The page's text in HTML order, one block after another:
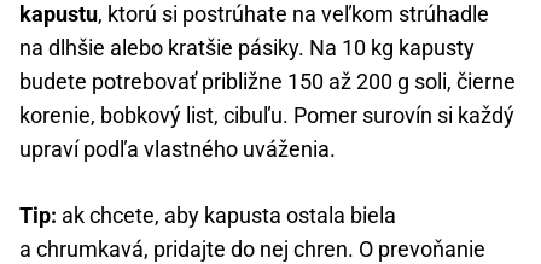
kapustu, ktorú si postrúhate na veľkom strúhadle
na dlhšie alebo kratšie pásiky. Na 10 kg kapusty
budete potrebovať približne 150 až 200 g soli, čierne
korenie, bobkový list, cibuľu. Pomer surovín si každý
upraví podľa vlastného uváženia.
Tip: ak chcete, aby kapusta ostala biela
a chrumkavá, pridajte do nej chren. O prevoňanie